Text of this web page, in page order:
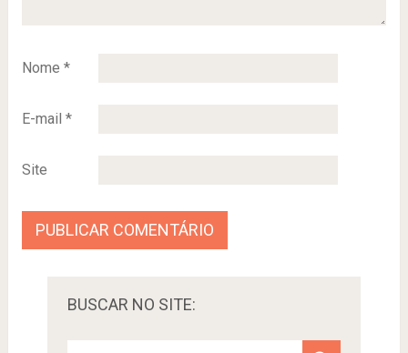
Nome *
E-mail *
Site
BUSCAR NO SITE: